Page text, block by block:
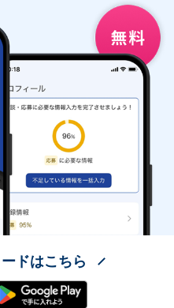
ドはこちら